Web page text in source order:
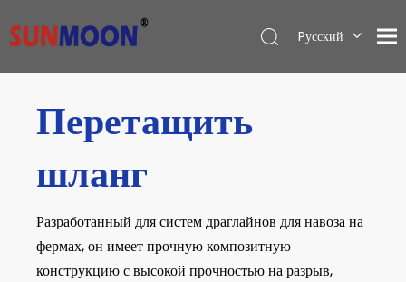
Pусский
Перетащить
шланг
Разработанный для систем драглайнов для навоза на
фермах, он имеет прочную композитную
конструкцию с высокой прочностью на разрыв,